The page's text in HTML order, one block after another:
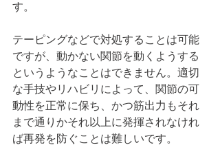
す。
テーピングなどで対処することは可能
ですが、動かない関節を動くようする
というようなことはできません。適切
な手技やリハビリによって、関節の可
動性を正常に保ち、かつ筋出力もそれ
まで通りかそれ以上に発揮されなけれ
ば再発を防ぐことは難しいです。